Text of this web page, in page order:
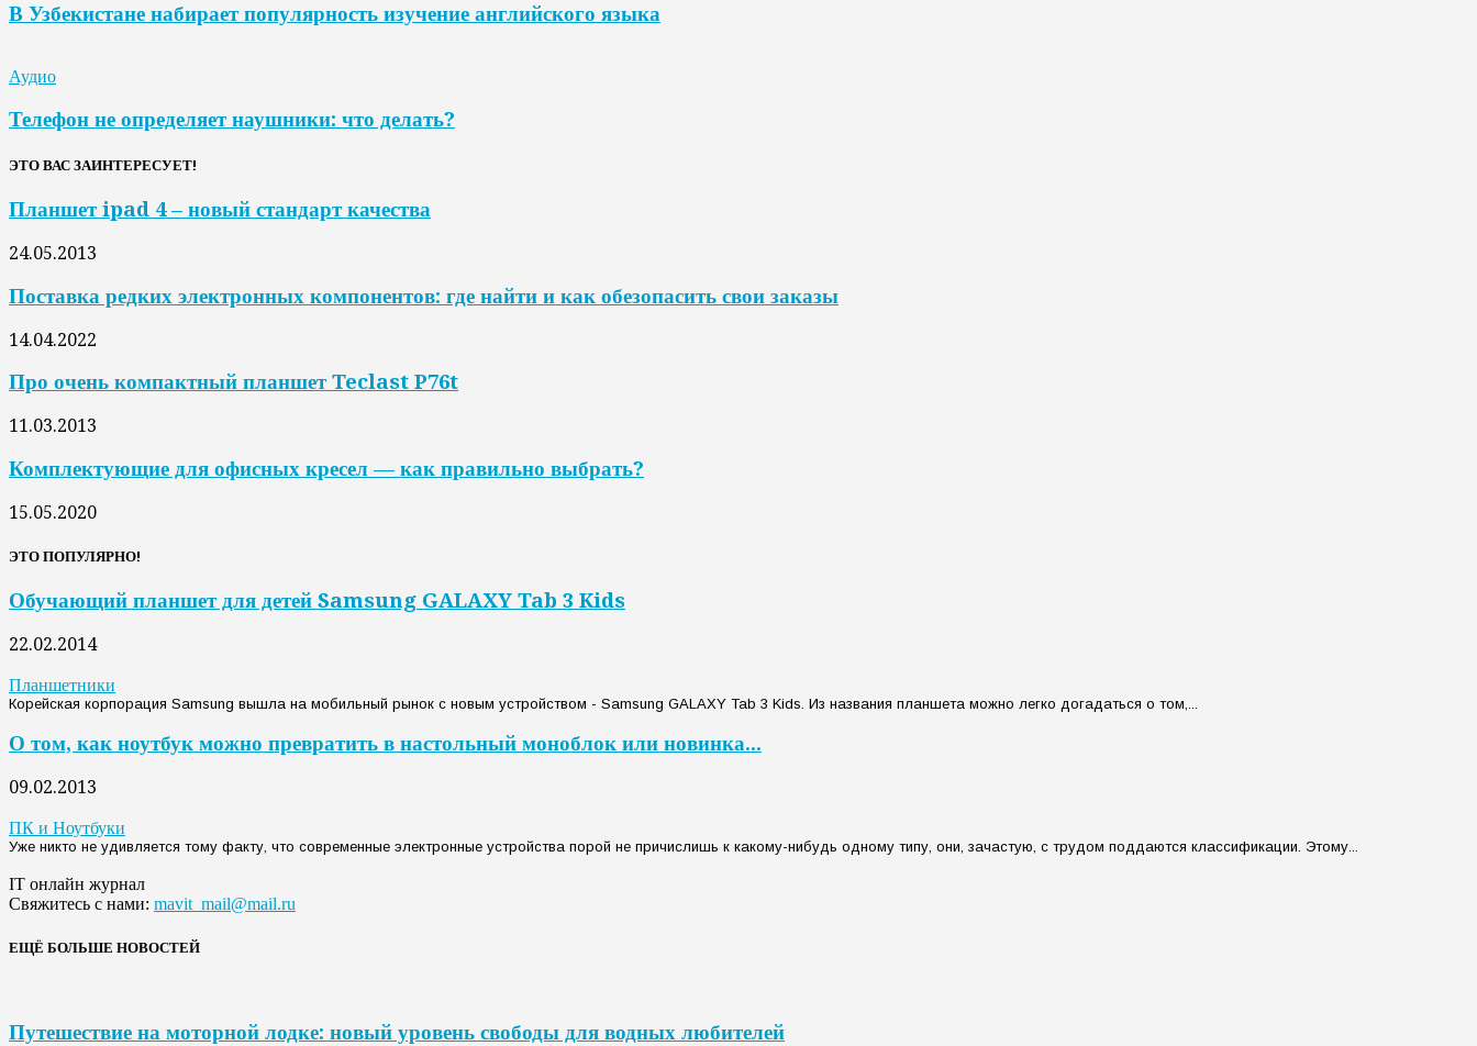
В Узбекистане набирает популярность изучение английского языка
Аудио
Телефон не определяет наушники: что делать?
ЭТО ВАС ЗАИНТЕРЕСУЕТ!
Планшет ipad 4 – новый стандарт качества
24.05.2013
Поставка редких электронных компонентов: где найти и как обезопасить свои заказы
14.04.2022
Про очень компактный планшет Teclast P76t
11.03.2013
Комплектующие для офисных кресел — как правильно выбрать?
15.05.2020
ЭТО ПОПУЛЯРНО!
Обучающий планшет для детей Samsung GALAXY Tab 3 Kids
22.02.2014
Планшетники
Корейская корпорация Samsung вышла на мобильный рынок с новым устройством - Samsung GALAXY Tab 3 Kids. Из названия планшета можно легко догадаться о том,...
О том, как ноутбук можно превратить в настольный моноблок или новинка...
09.02.2013
ПК и Ноутбуки
Уже никто не удивляется тому факту, что современные электронные устройства порой не причислишь к какому-нибудь одному типу, они, зачастую, с трудом поддаются классификации. Этому...
IT онлайн журнал
Свяжитесь с нами: mavit_mail@mail.ru
ЕЩЁ БОЛЬШЕ НОВОСТЕЙ
Путешествие на моторной лодке: новый уровень свободы для водных любителей